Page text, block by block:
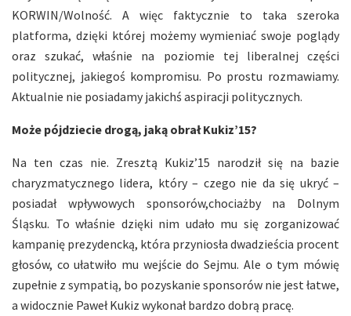
KORWIN/Wolność. A więc faktycznie to taka szeroka
platforma, dzięki której możemy wymieniać swoje poglądy
oraz szukać, właśnie na poziomie tej liberalnej części
politycznej, jakiegoś kompromisu. Po prostu rozmawiamy.
Aktualnie nie posiadamy jakichś aspiracji politycznych.
Może pójdziecie drogą, jaką obrał Kukiz’15?
Na ten czas nie. Zresztą Kukiz’15 narodził się na bazie
charyzmatycznego lidera, który – czego nie da się ukryć –
posiadał wpływowych sponsorów,chociażby na Dolnym
Śląsku. To właśnie dzięki nim udało mu się zorganizować
kampanię prezydencką, która przyniosła dwadzieścia procent
głosów, co ułatwiło mu wejście do Sejmu. Ale o tym mówię
zupełnie z sympatią, bo pozyskanie sponsorów nie jest łatwe,
a widocznie Paweł Kukiz wykonał bardzo dobrą pracę.